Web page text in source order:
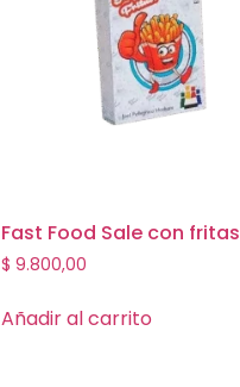
Fast Food Sale con fritas
$ 9.800,00
Añadir al carrito